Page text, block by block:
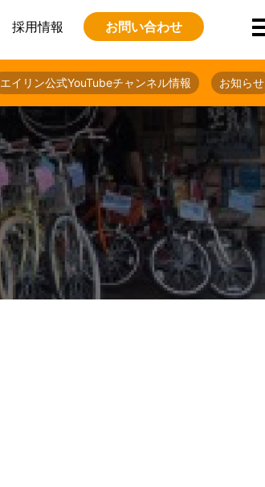
採用情報 お問い合わせ
エイリン公式YouTubeチャンネル情報 お知らせ